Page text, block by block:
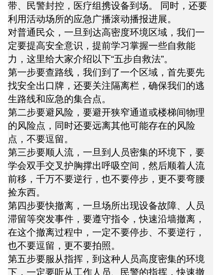
带、民警封控，医疗组携设备到场。 同时，还要
利用活动场所的应急广播滚动播报进展。
对普通民众，一旦到达高密度环境区域，我们一
定要提高安全意识，提前学习掌握一些自救能
力，这里给大家介绍以下“五步自救法”。
第一步要查路线，我们到了一个区域，首先要先
找安全出口牌，还要关注隔离栏，确保我们的逃
生路线和应急的集合点。
第二步要避风险，要避开狭窄通道或楼梯间物理
的风险点，同时还要远离其他可能存在的风险
点，不要逗留。
第三步要顺人流，一旦到人员密集的环境下，要
学会双手交叉护胸撑出呼吸空间，然后顺着人流
前移，千万不要逆行，也不要停步，更不要弯腰
捡东西。
第四步要快撤离，一旦场所出现设备故障、人员
滞留等突发事件，要遵守指令，快速沿墙撤离，
在这个撤离过程中，一定不要停步、不要逆行，
也不要逗留，更不要拍照。
第五步要服从指挥，到这种人员高度密集的环境
下，一定要听从工作人员、民警的指挥，快速撤